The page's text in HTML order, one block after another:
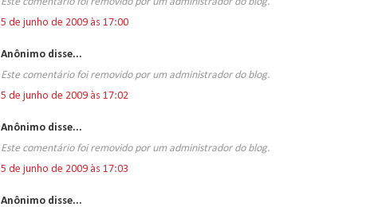
5 de junho de 2009 às 17:00
Anônimo disse...
Este comentário foi removido por um administrador do blog.
5 de junho de 2009 às 17:02
Anônimo disse...
Este comentário foi removido por um administrador do blog.
5 de junho de 2009 às 17:03
Anônimo disse...